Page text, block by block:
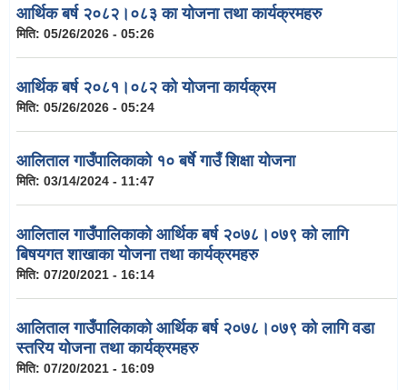
आर्थिक बर्ष २०८२।०८३ का योजना तथा कार्यक्रमहरु
मिति: 05/26/2026 - 05:26
आर्थिक बर्ष २०८१।०८२ को योजना कार्यक्रम
मिति: 05/26/2026 - 05:24
आलिताल गाउँपालिकाको १० बर्षे गाउँ शिक्षा योजना
मिति: 03/14/2024 - 11:47
आलिताल गाउँपालिकाको आर्थिक बर्ष २०७८।०७९ को लागि
बिषयगत शाखाका योजना तथा कार्यक्रमहरु
मिति: 07/20/2021 - 16:14
आलिताल गाउँपालिकाको आर्थिक बर्ष २०७८।०७९ को लागि वडा
स्तरिय योजना तथा कार्यक्रमहरु
मिति: 07/20/2021 - 16:09